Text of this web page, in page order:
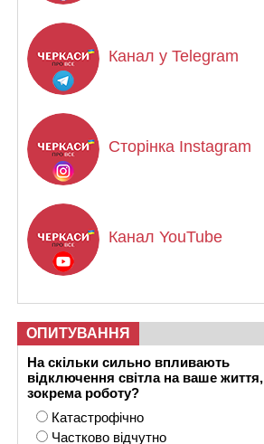
Канал у Telegram
Сторінка Instagram
Канал YouTube
ОПИТУВАННЯ
На скільки сильно впливають
відключення світла на ваше життя,
зокрема роботу?
Катастрофічно
Частково відчутно